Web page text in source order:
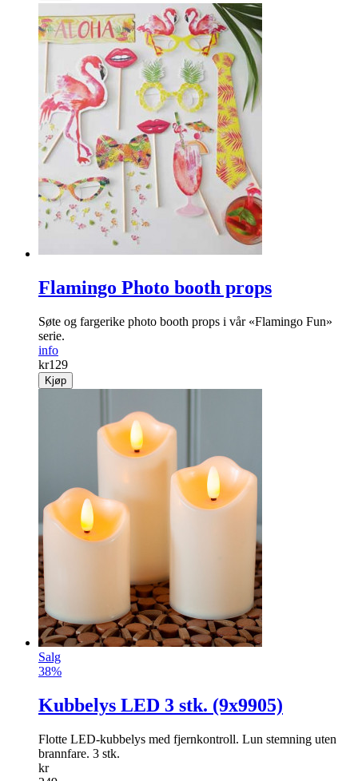
Flamingo Photo booth props
Søte og fargerike photo booth props i vår «Flamingo Fun»
serie.
info
kr129
Kjøp
Salg
38%
Kubbelys LED 3 stk. (9x9905)
Flotte LED-kubbelys med fjernkontroll. Lun stemning uten
brannfare. 3 stk.
kr